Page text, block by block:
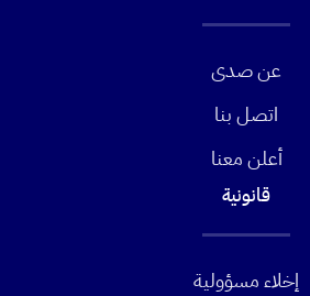
عن صدى
اتصل بنا
أعلن معنا
قانونية
إخلاء مسؤولية